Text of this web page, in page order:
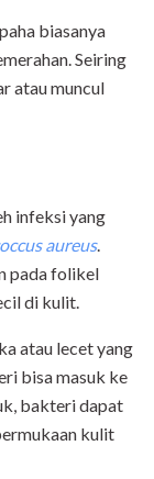
biasanya
Seiring
atau muncul
infeksi yang
aureus.
pada folikel
di kulit.
atau lecet yang
bisa masuk ke
bakteri dapat
kulit